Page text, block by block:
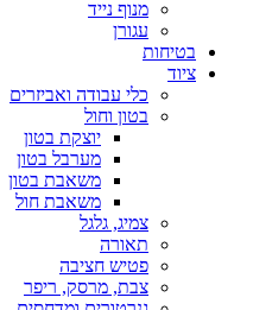
מנוף נייד
עגורן
בטיחות
ציוד
כלי עבודה ואביזרים
בטון וחול
יוצקת בטון
מערבל בטון
משאבת בטון
משאבת חול
צמיג, גלגל
תאורה
פטיש חציבה
צבת, מרסק, ריפר